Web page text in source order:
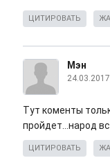
ЦИТИРОВАТЬ
Мэн
Тут коменты
пройдет...народ
ЦИТИРОВАТЬ